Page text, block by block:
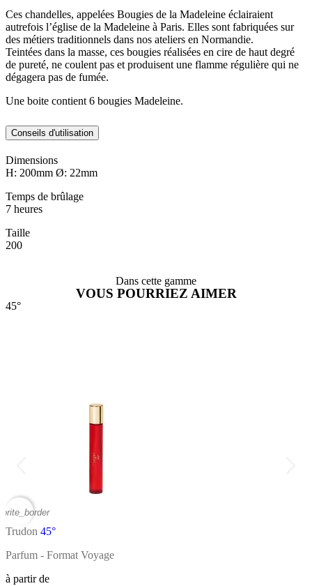
Ces chandelles, appelées Bougies de la Madeleine éclairaient
autrefois l’église de la Madeleine à Paris. Elles sont fabriquées sur
des métiers traditionnels dans nos ateliers en Normandie.
Teintées dans la masse, ces bougies réalisées en cire de haut degré
de pureté, ne coulent pas et produisent une flamme régulière qui ne
dégagera pas de fumée.
Une boite contient 6 bougies Madeleine.
Conseils d'utilisation
Dimensions
H: 200mm Ø: 22mm
Temps de brûlage
7 heures
Taille
200
Dans cette gamme
VOUS POURRIEZ AIMER
45°
Trudon 45°
Parfum - Format Voyage
à partir de